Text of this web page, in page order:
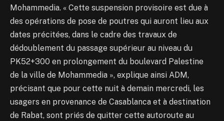
Mohammedia. « Cette suspension provisoire est due à
des opérations de pose de poutres qui auront lieu aux
dates précitées, dans le cadre des travaux de
dédoublement du passage supérieur au niveau du
PK52+300 en prolongement du boulevard Palestine
de la ville de Mohammedia », explique ainsi ADM,
précisant que pour cette nuit à demain mercredi, les
usagers en provenance de Casablanca et à destination
de Rabat, sont priés de quitter cette autoroute au